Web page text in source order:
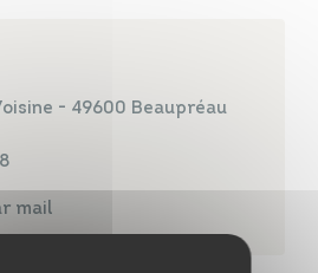
- 49600 Beaupréau
mail